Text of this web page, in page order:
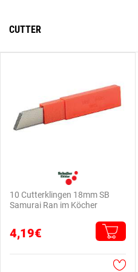
CUTTER
10 Cutterklingen 18mm SB
Samurai Ran im Köcher
4,19€